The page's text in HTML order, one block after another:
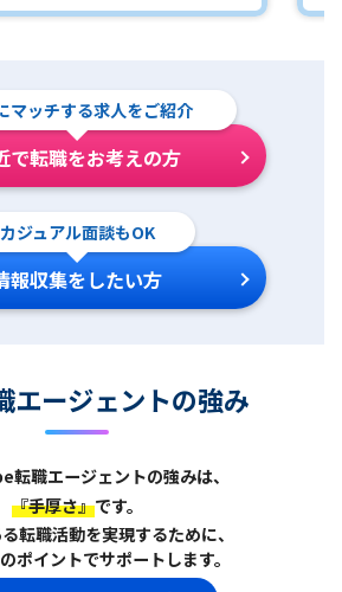
マッチする求人をご紹介
で転職をお考えの方
カジュアル面談もOK
報収集をしたい方
ージェントの強み
転職エージェントの強みは、
『手厚さ』です。
転職活動を実現するために、
ポイントでサポートします。